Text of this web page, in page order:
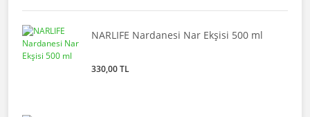
NARLIFE Nardanesi Nar Ekşisi 500 ml
330,00 TL